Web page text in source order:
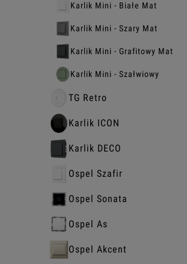
Karlik Mini - Białe Mat
Karlik Mini - Szary Mat
Karlik Mini - Grafitowy Mat
Karlik Mini - Szałwiowy
TG Retro
Karlik ICON
Karlik DECO
Ospel Szafir
Ospel Sonata
Ospel As
Ospel Akcent